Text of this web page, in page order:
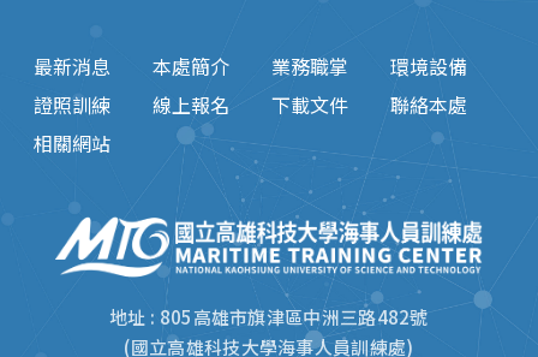
最新消息 本處簡介 業務職掌
環境設備
證照訓練
線上報名 下載文件
聯絡本處
相關網站
地址 : 805高雄市旗津區中洲三路482號
(國立高雄科技大學海事人員訓練處)